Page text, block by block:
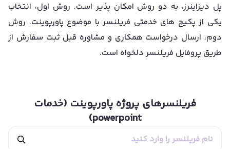
پل دیزاینرز، به دو روش امکان پذیر است. روش اول، انتخاب
یکی از پکیج های خدمتی فریلنسر با موضوع پاورپوینت. روش
دوم، ارسال درخواست همکاری و مشاوره قبل ثبت سفارش از
طریق پروفایل فریلنسر دلخواه است.
فریلنسرهای پروژه پاورپوینت (خدمات
powerpoint)